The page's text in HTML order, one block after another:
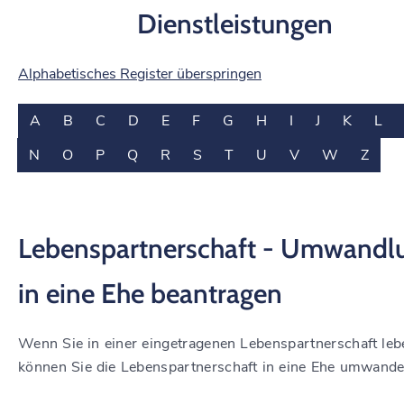
Dienstleistungen
Alphabetisches Register überspringen
A B C D E F G H I J K
L
N
O P Q R S T U V W Z
Lebenspartnerschaft -
in eine Ehe beantragen
Wenn Sie in einer eingetragenen Lebenspartnerschaft
können Sie die Lebenspartnerschaft in eine Ehe